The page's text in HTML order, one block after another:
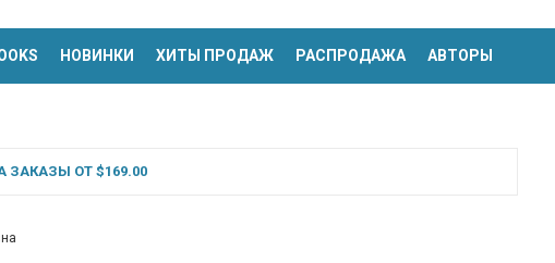
НОВИНКИ ХИТЫ ПРОДАЖ РАСПРОДАЖА АВТОРЫ
ЗАКАЗЫ ОТ $169.00